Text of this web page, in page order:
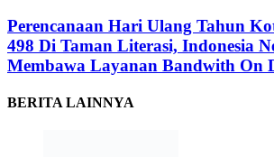
Perencanaan Hari Ulang Tahun
498 Di Taman Literasi, Indonesia
Membawa Layanan Bandwith On
BERITA LAINNYA